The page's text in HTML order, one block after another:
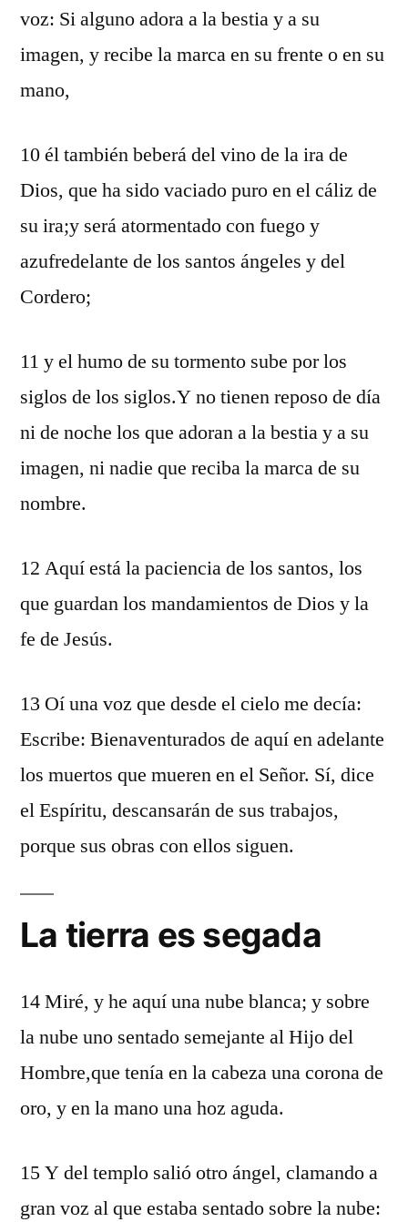
voz: Si alguno adora a la bestia y a su
imagen, y recibe la marca en su frente o en su
mano,
10 él también beberá del vino de la ira de
Dios, que ha sido vaciado puro en el cáliz de
su ira;y será atormentado con fuego y
azufredelante de los santos ángeles y del
Cordero;
11 y el humo de su tormento sube por los
siglos de los siglos.Y no tienen reposo de día
ni de noche los que adoran a la bestia y a su
imagen, ni nadie que reciba la marca de su
nombre.
12 Aquí está la paciencia de los santos, los
que guardan los mandamientos de Dios y la
fe de Jesús.
13 Oí una voz que desde el cielo me decía:
Escribe: Bienaventurados de aquí en adelante
los muertos que mueren en el Señor. Sí, dice
el Espíritu, descansarán de sus trabajos,
porque sus obras con ellos siguen.
La tierra es segada
14 Miré, y he aquí una nube blanca; y sobre
la nube uno sentado semejante al Hijo del
Hombre,que tenía en la cabeza una corona de
oro, y en la mano una hoz aguda.
15 Y del templo salió otro ángel, clamando a
gran voz al que estaba sentado sobre la nube: